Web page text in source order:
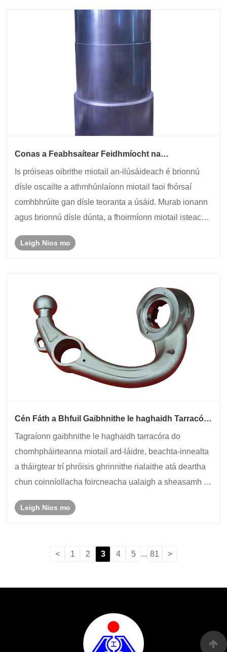
Conas a Feabhsaítear Feidhmíocht na
Is próiseas oibrithe miotail an-ilúsáideach é brionnú
dísle oscailte a athmhúnlaíonn miotail faoi fhórsaí
comhbhrúite gan dísle teoranta a úsáid. Murab ionann
agus brionnú dísle dúnta, a fhoirmíonn miotail isteach i
saorghluaiseacht an phíosa oibre id......
Leigh Nios mo
Cén Fáth a Bhfuil Gaibhnithe le haghaidh Tarracóra
Nuálaíocht Talmhaíochta sa Todhchaí?
Tagraíonn gaibhnithe le haghaidh tarracóra do
chomhpháirteanna miotail ard-láidre, beachta-innealta
a tháirgtear trí phróisis ghrinnithe rialaithe atá deartha
chun coinníollacha foircneacha ualaigh a sheasamh i
comhpháirteanna seo mar chnámh droma struchtú......
Leigh Nios mo
< 1 2 3 4 5 ... 81 >